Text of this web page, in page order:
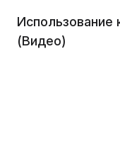
Использование
(Видео)